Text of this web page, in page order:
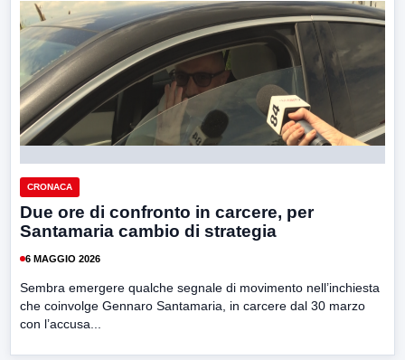
CRONACA
Due ore di confronto in carcere, per
Santamaria cambio di strategia
6 MAGGIO 2026
Sembra emergere qualche segnale di movimento nell’inchiesta
che coinvolge Gennaro Santamaria, in carcere dal 30 marzo
con l’accusa...